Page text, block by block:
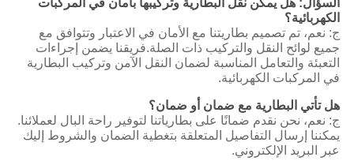
السؤال: هل يمكن نقل البطارية وتركيبها بأمان في المركبات
الكهربائية؟
ج: نعم، تم تصميم بطاريتنا مع الأمان في الاعتبار وتتوافق مع
جميع لوائح النقل والتركيب ذات الصلة.فريقنا يضمن إجراءات
التعبئة والتعامل المناسبة لضمان النقل الآمن وتركيب البطارية
في المركبات الكهربائية.
هل تأتي البطارية مع ضمان أو ضمان؟
ج: نعم، نحن نقدم ضمانًا على بطارياتنا لتوفير راحة البال لعملائنا.
يمكننا إرسال التفاصيل المتعلقة بتغطية الضمان والشروط إليك
عبر البريد الإلكتروني.